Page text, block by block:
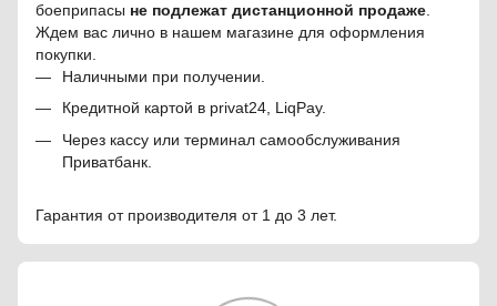
боеприпасы не подлежат дистанционной продаже
Ждем вас лично в нашем магазине для оформления
покупки.
Наличными при получении.
Кредитной картой в privat24, LiqPay.
Через кассу или терминал самообслуживания
Приватбанк.
Гарантия от производителя от 1 до 3 лет.